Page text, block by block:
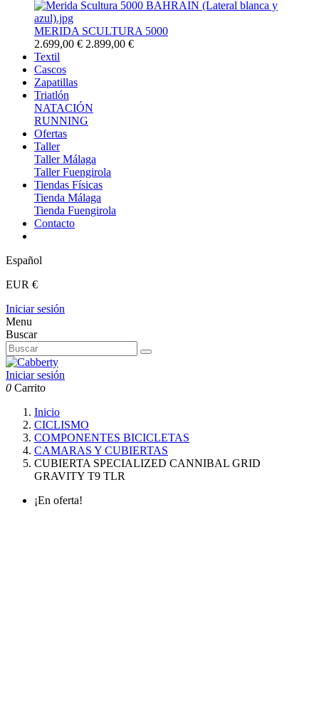
MERIDA SCULTURA 5000
2.699,00 € 2.899,00 €
Textil
Cascos
Zapatillas
Triatlón
NATACIÓN
RUNNING
Ofertas
Taller
Taller Málaga
Taller Fuengirola
Tiendas Físicas
Tienda Málaga
Tienda Fuengirola
Contacto
Español
EUR €
Iniciar sesión
Menu
Buscar
Iniciar sesión
0 Carrito
Inicio
CICLISMO
COMPONENTES BICICLETAS
CAMARAS Y CUBIERTAS
CUBIERTA SPECIALIZED CANNIBAL GRID
GRAVITY T9 TLR
¡En oferta!